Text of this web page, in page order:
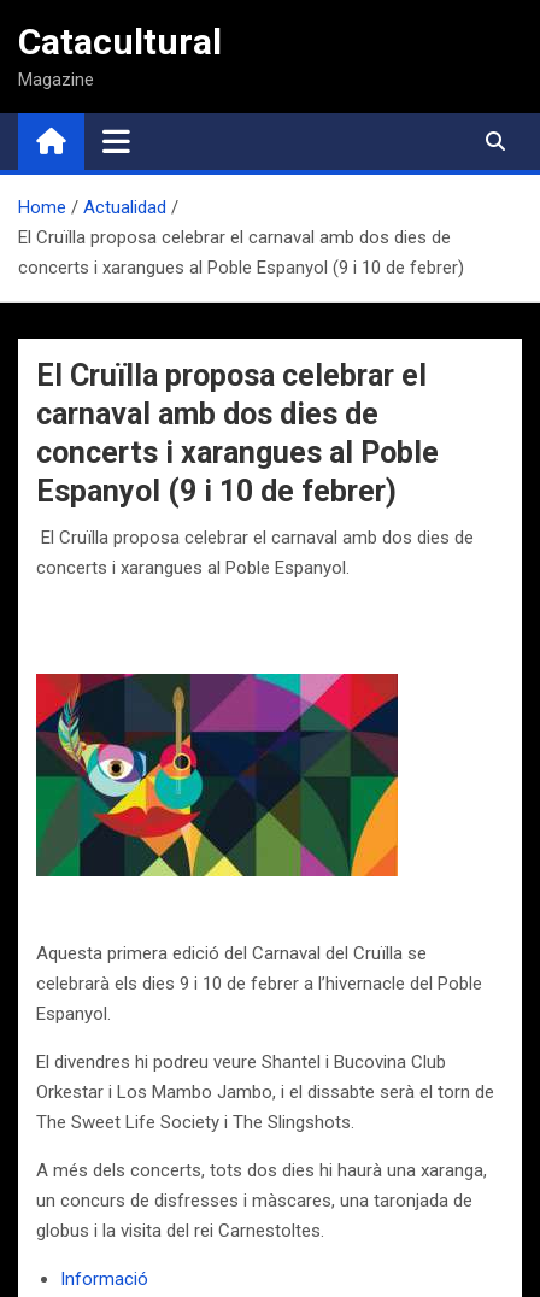
contenido
Catacultural
Magazine
Home
Actualidad
El Cruïlla proposa celebrar el carnaval amb dos dies de
concerts i xarangues al Poble Espanyol (9 i 10 de febrer)
El Cruïlla proposa celebrar el
carnaval amb dos dies de
concerts i xarangues al Poble
Espanyol (9 i 10 de febrer)
El Cruïlla proposa celebrar el carnaval amb dos dies de
concerts i xarangues al Poble Espanyol.
Aquesta primera edició del Carnaval del Cruïlla se
celebrarà els dies 9 i 10 de febrer a l’hivernacle del Poble
Espanyol.
El divendres hi podreu veure Shantel i Bucovina Club
Orkestar i Los Mambo Jambo, i el dissabte serà el torn de
The Sweet Life Society i The Slingshots.
A més dels concerts, tots dos dies hi haurà una xaranga,
un concurs de disfresses i màscares, una taronjada de
globus i la visita del rei Carnestoltes.
Informació